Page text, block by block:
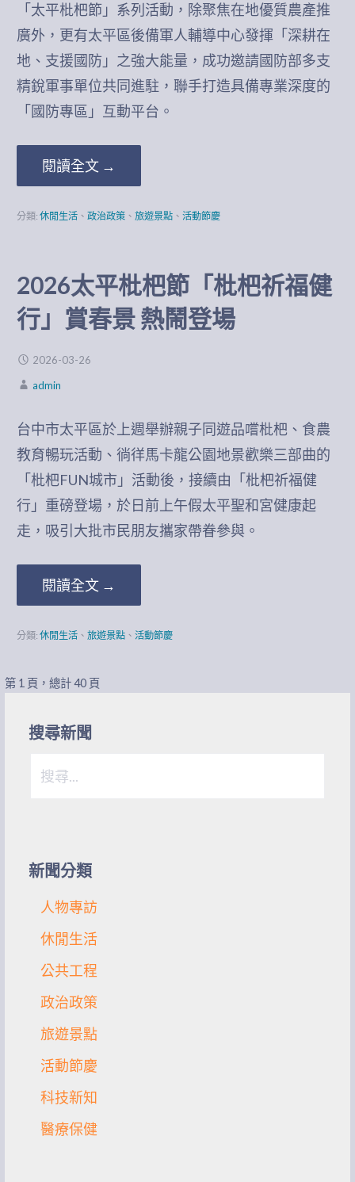
「太平枇杷節」系列活動，除聚焦在地優質農產推
廣外，更有太平區後備軍人輔導中心發揮「深耕在
地、支援國防」之強大能量，成功邀請國防部多支
精銳軍事單位共同進駐，聯手打造具備專業深度的
「國防專區」互動平台。
閱讀全文 →
分類: 休閒生活、 政治政策、 旅遊景點、 活動節慶
2026太平枇杷節「枇杷祈福健
行」賞春景 熱鬧登場
2026-03-26
admin
台中市太平區於上週舉辦親子同遊品嚐枇杷、食農
教育暢玩活動、徜徉馬卡龍公園地景歡樂三部曲的
「枇杷FUN城市」活動後，接續由「枇杷祈福健
行」重磅登場，於日前上午假太平聖和宮健康起
走，吸引大批市民朋友攜家帶眷參與。
閱讀全文 →
分類: 休閒生活、 旅遊景點、 活動節慶
[文
章]
第 1 頁，總計 40 頁
搜尋新聞
新聞分類
人物專訪
休閒生活
公共工程
政治政策
旅遊景點
活動節慶
科技新知
醫療保健